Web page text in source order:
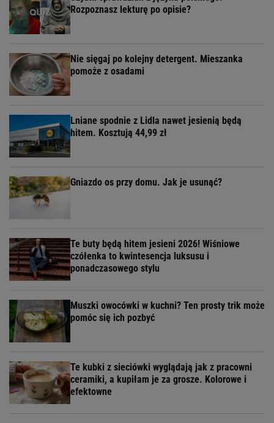
Rozpoznasz lekturę po opisie?
Nie sięgaj po kolejny detergent. Mieszanka
pomoże z osadami
Lniane spodnie z Lidla nawet jesienią będą
hitem. Kosztują 44,99 zł
Gniazdo os przy domu. Jak je usunąć?
Te buty będą hitem jesieni 2026! Wiśniowe
czółenka to kwintesencja luksusu i
ponadczasowego stylu
Muszki owocówki w kuchni? Ten prosty trik może
pomóc się ich pozbyć
Te kubki z sieciówki wyglądają jak z pracowni
ceramiki, a kupiłam je za grosze. Kolorowe i
efektowne